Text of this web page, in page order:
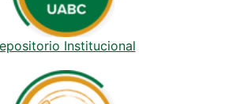
Institucional